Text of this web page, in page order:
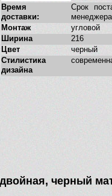
Время
доставки:
Срок
менеджера
Монтаж
угловой
Ширина
216
Цвет
черный
Стилистика
дизайна
черный